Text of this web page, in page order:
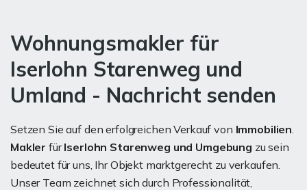
Wohnungsmakler für
Iserlohn Starenweg und
Umland - Nachricht senden
Setzen Sie auf den erfolgreichen Verkauf von Immobilien
Makler fürIserlohn Starenweg und Umgebung zu sein
bedeutet für uns, Ihr Objekt marktgerecht zu verkaufen.
Unser Team zeichnet sich durch Professionalität,